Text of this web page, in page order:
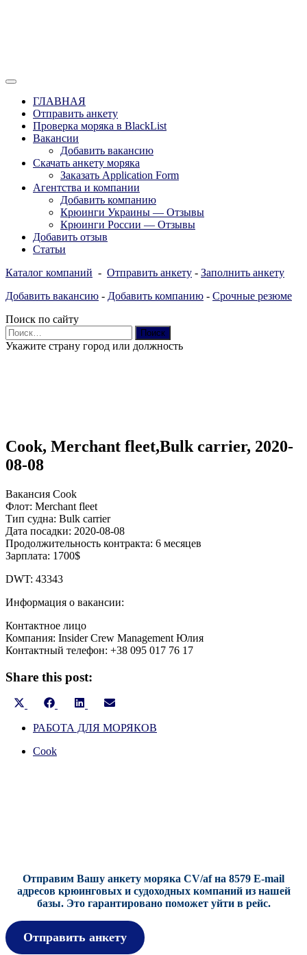
Рассылка
Вакансии для моряков. Работа для
моряков в море. Каталог крюинговых
компаний и морских агентств
Украины, России, Европы и Всего
мира. Отзывы, Контакты, Работа,
Вакансии для моряков. Рассылка
апликашки CV application form
ГЛАВНАЯ
Отправить анкету
Проверка моряка в BlackList
Вакансии
Добавить вакансию
Скачать анкету моряка
Заказать Application Form
Агентства и компании
Добавить компанию
Крюинги Украины — Отзывы
Крюинги России — Отзывы
Добавить отзыв
Статьи
Каталог компаний - Отправить анкету - Заполнить анкету
Добавить вакансию - Добавить компанию - Срочные резюме
Поиск по сайту
Найти:
Укажите страну город или должность
Cook, Merchant fleet,Bulk carrier, 2020-
08-08
Вакансия Cook
Флот: Merchant fleet
Тип судна: Bulk carrier
Дата посадки: 2020-08-08
Продолжительность контракта: 6 месяцев
Зарплата: 1700$
DWT: 43343
Информация о вакансии:
Контактное лицо
Компания: Insider Crew Management Юлия
Контактный телефон: +38 095 017 76 17
Share this post:
Share
Share
FacebookShare
LinkedInShare
РАБОТА ДЛЯ МОРЯКОВ
Cook
Отправим Вашу анкету моряка CV/af на 8579 E-mail
адресов крюинговых и судоходных компаний из нашей
базы. Это гарантировано поможет уйти в рейс.
Отправить анкету